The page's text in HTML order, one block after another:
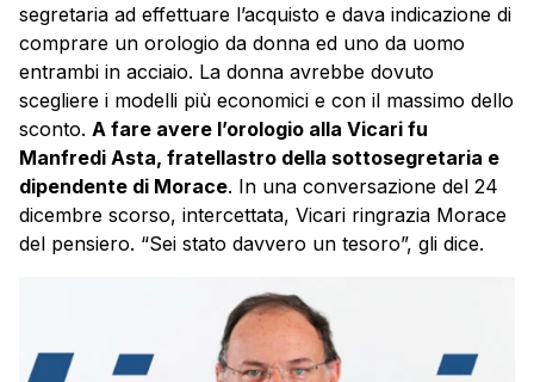
segretaria ad effettuare l’acquisto e dava indicazione di
comprare un orologio da donna ed uno da uomo
entrambi in acciaio. La donna avrebbe dovuto
scegliere i modelli più economici e con il massimo dello
sconto. A fare avere l’orologio alla Vicari fu
Manfredi Asta, fratellastro della sottosegretaria e
dipendente di Morace. In una conversazione del 24
dicembre scorso, intercettata, Vicari ringrazia Morace
del pensiero. “Sei stato davvero un tesoro”, gli dice.